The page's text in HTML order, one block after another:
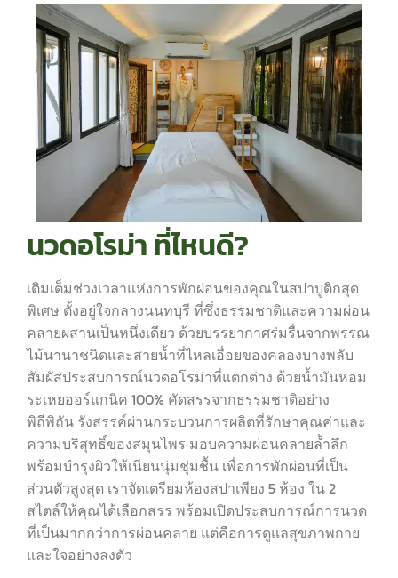
นวดอโรม่า ที่ไหนดี?
เติมเต็มช่วงเวลาแห่งการพักผ่อนของคุณในสปาบูติกสุด
พิเศษ ตั้งอยู่ใจกลางนนทบุรี ที่ซึ่งธรรมชาติและความผ่อน
คลายผสานเป็นหนึ่งเดียว ด้วยบรรยากาศร่มรื่นจากพรรณ
ไม้นานาชนิดและสายน้ำที่ไหลเอื่อยของคลองบางพลับ
สัมผัสประสบการณ์นวดอโรม่าที่แตกต่าง ด้วยน้ำมันหอม
ระเหยออร์แกนิค 100% คัดสรรจากธรรมชาติอย่าง
พิถีพิถัน รังสรรค์ผ่านกระบวนการผลิตที่รักษาคุณค่าและ
ความบริสุทธิ์ของสมุนไพร มอบความผ่อนคลายล้ำลึก
พร้อมบำรุงผิวให้เนียนนุ่มชุ่มชื้น เพื่อการพักผ่อนที่เป็น
ส่วนตัวสูงสุด เราจัดเตรียมห้องสปาเพียง 5 ห้อง ใน 2
สไตล์ให้คุณได้เลือกสรร พร้อมเปิดประสบการณ์การนวด
ที่เป็นมากกว่าการผ่อนคลาย แต่คือการดูแลสุขภาพกาย
และใจอย่างลงตัว